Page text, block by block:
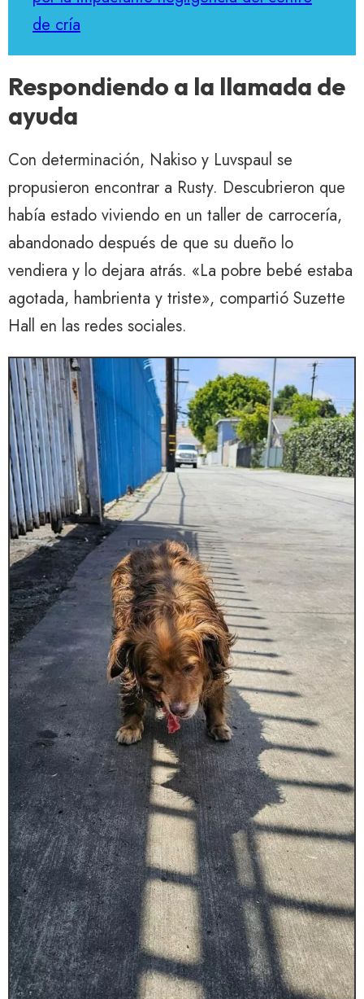
de cría
Respondiendo a la llamada de
ayuda
Con determinación, Nakiso y Luvspaul se
propusieron encontrar a Rusty. Descubrieron que
había estado viviendo en un taller de carrocería,
abandonado después de que su dueño lo
vendiera y lo dejara atrás. «La pobre bebé estaba
agotada, hambrienta y triste», compartió Suzette
Hall en las redes sociales.